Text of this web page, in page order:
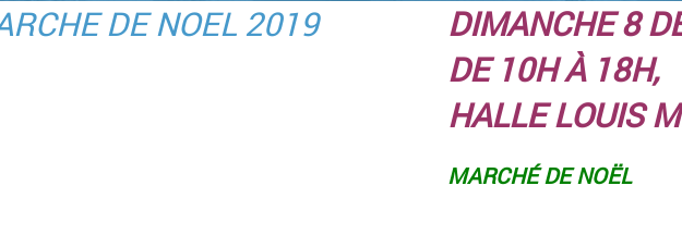
DIMANCHE 8
DE 10H À 18H,
HALLE LOUIS
MARCHÉ DE NOËL